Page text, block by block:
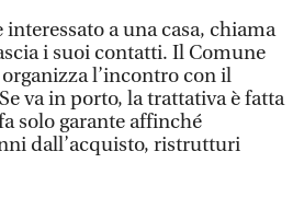
a una casa, chiama
i suoi contatti. Il Comune
l’incontro con il
va in porto, la trattativa è fatta
solo garante affinché
dall’acquisto, ristrutturi